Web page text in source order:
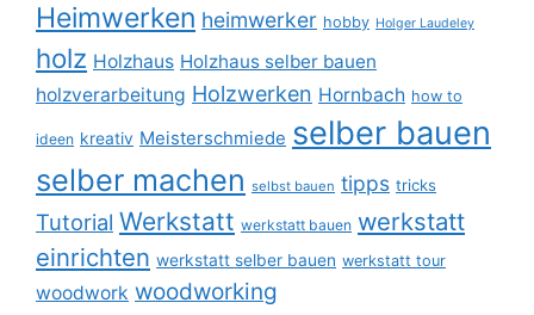
Heimwerken heimwerker hobby Holger Laudeley
holz Holzhaus Holzhaus selber bauen
holzverarbeitung Holzwerken Hornbach how to
ideen kreativ Meisterschmiede selber bauen
selber machen selbst bauen tipps tricks
Tutorial Werkstatt werkstatt bauen werkstatt
einrichten werkstatt selber bauen werkstatt tour
woodwork woodworking